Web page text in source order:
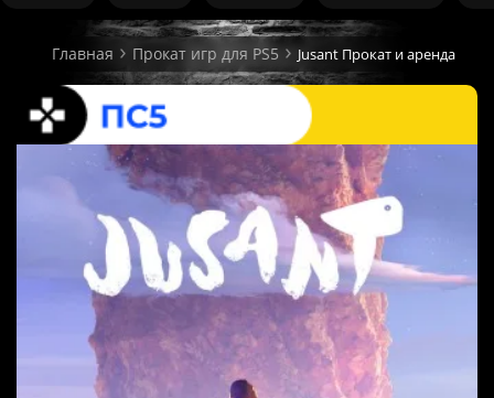
Главная Прокат игр для PS5 Jusant Прокат и аренда